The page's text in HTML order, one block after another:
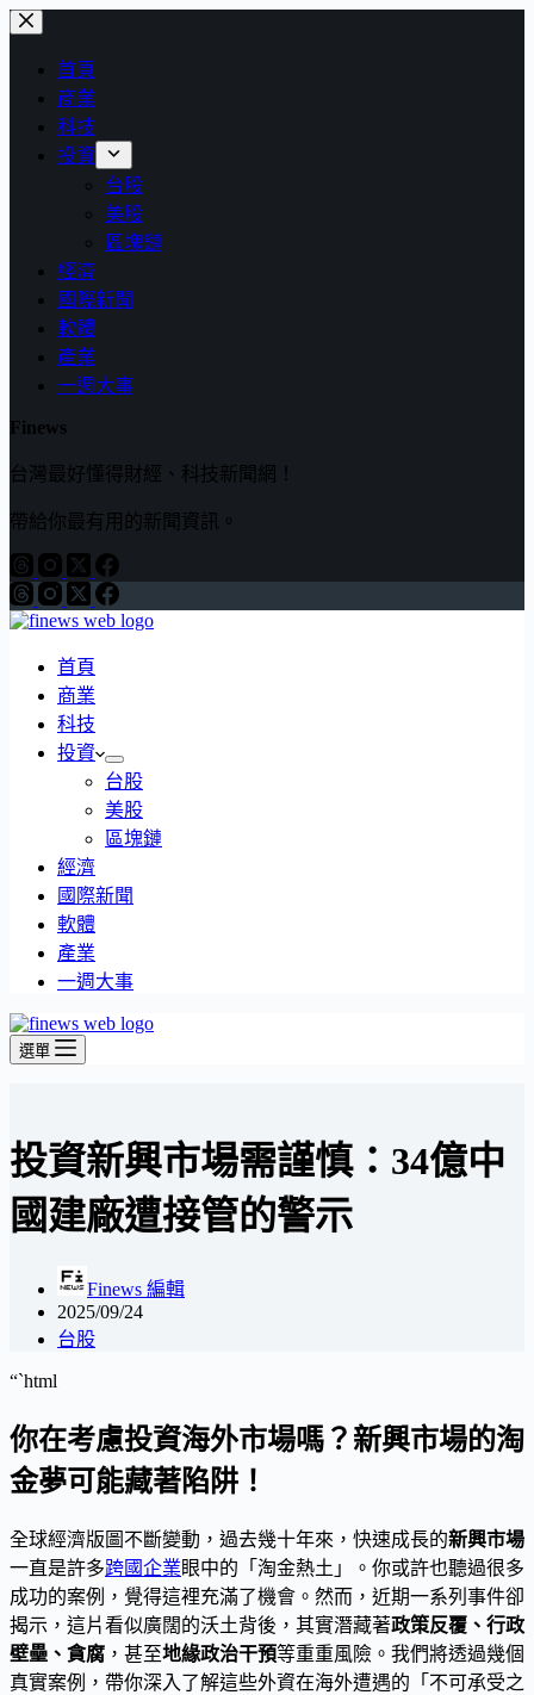
跳
首頁
商業
科技
投資
台股
美股
區塊鏈
經濟
國際新聞
軟體
產業
一週大事
Finews
台灣最好懂得財經、科技新聞網！
帶給你最有用的新聞資訊。
首頁
商業
科技
投資
台股
美股
區塊鏈
經濟
國際新聞
軟體
產業
一週大事
選單
投資新興市場需謹慎：34億中
國建廠遭接管的警示
Finews 編輯
2025/09/24
台股
“`html
你在考慮投資海外市場嗎？新興市場的淘
金夢可能藏著陷阱！
全球經濟版圖不斷變動，過去幾十年來，快速成長的新興市場
一直是許多跨國企業眼中的「淘金熱土」。你或許也聽過很多
成功的案例，覺得這裡充滿了機會。然而，近期一系列事件卻
揭示，這片看似廣闊的沃土背後，其實潛藏著政策反覆、行政
壁壘、貪腐 ，甚至地緣政治干預等重重風險。我們將透過幾個
真實案例，帶你深入了解這些外資在海外遭遇的「不可承受之